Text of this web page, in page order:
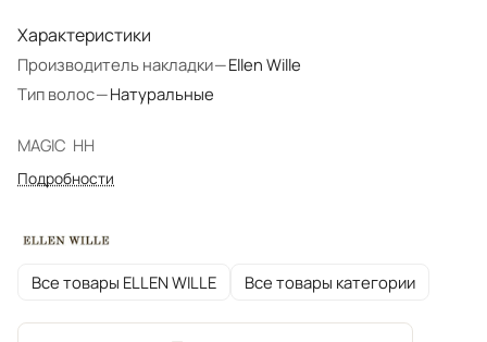
Характеристики
Производитель накладки—Ellen Wille
Тип волос—Натуральные
MAGIC HH
Подробности
Все товары ELLEN WILLE Все товары категории